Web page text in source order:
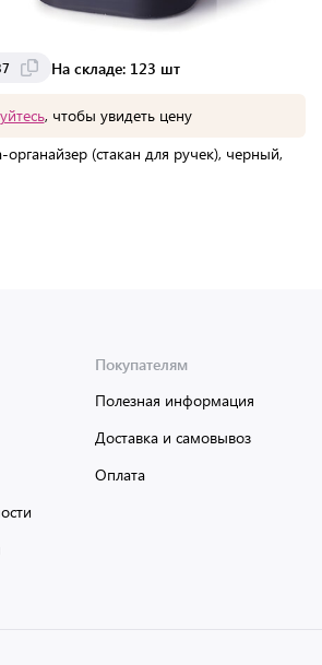
На складе: 123 шт
, чтобы увидеть цену
органайзер (стакан для ручек), черный,
Покупателям
Полезная информация
Доставка и самовывоз
Оплата